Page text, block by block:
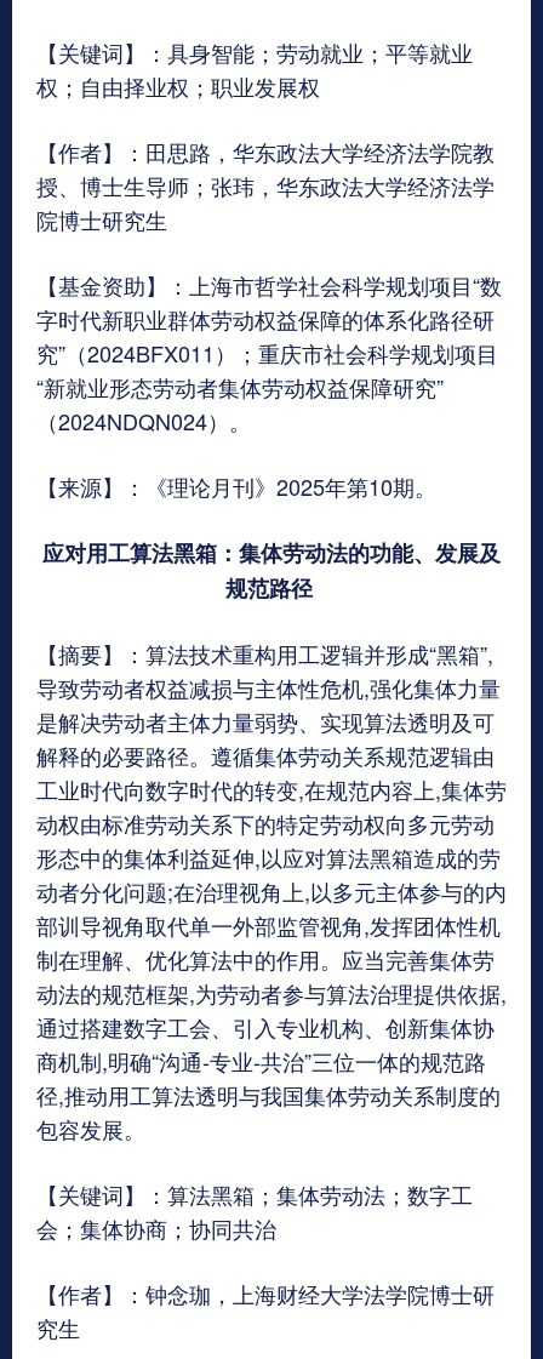
【关键词】：具身智能；劳动就业；平等就业
权；自由择业权；职业发展权
【作者】：田思路，华东政法大学经济法学院教
授、博士生导师；张玮，华东政法大学经济法学
院博士研究生
【基金资助】：上海市哲学社会科学规划项目“数
字时代新职业群体劳动权益保障的体系化路径研
究”（2024BFX011）；重庆市社会科学规划项目
“新就业形态劳动者集体劳动权益保障研究”
（2024NDQN024）。
【来源】：《理论月刊》2025年第10期。
应对用工算法黑箱 ： 集体劳动法的功能、发展及
规范路径
【摘要】：算法技术重构用工逻辑并形成“黑箱”,
导致劳动者权益减损与主体性危机,强化集体力量
是解决劳动者主体力量弱势、实现算法透明及可
解释的必要路径。遵循集体劳动关系规范逻辑由
工业时代向数字时代的转变,在规范内容上,集体劳
动权由标准劳动关系下的特定劳动权向多元劳动
形态中的集体利益延伸,以应对算法黑箱造成的劳
动者分化问题;在治理视角上,以多元主体参与的内
部训导视角取代单一外部监管视角,发挥团体性机
制在理解、优化算法中的作用。应当完善集体劳
动法的规范框架,为劳动者参与算法治理提供依据,
通过搭建数字工会、引入专业机构、创新集体协
商机制,明确“沟通-专业-共治”三位一体的规范路
径,推动用工算法透明与我国集体劳动关系制度的
包容发展。
【关键词】：算法黑箱；集体劳动法；数字工
会；集体协商；协同共治
【作者】：钟念珈，上海财经大学法学院博士研
究生